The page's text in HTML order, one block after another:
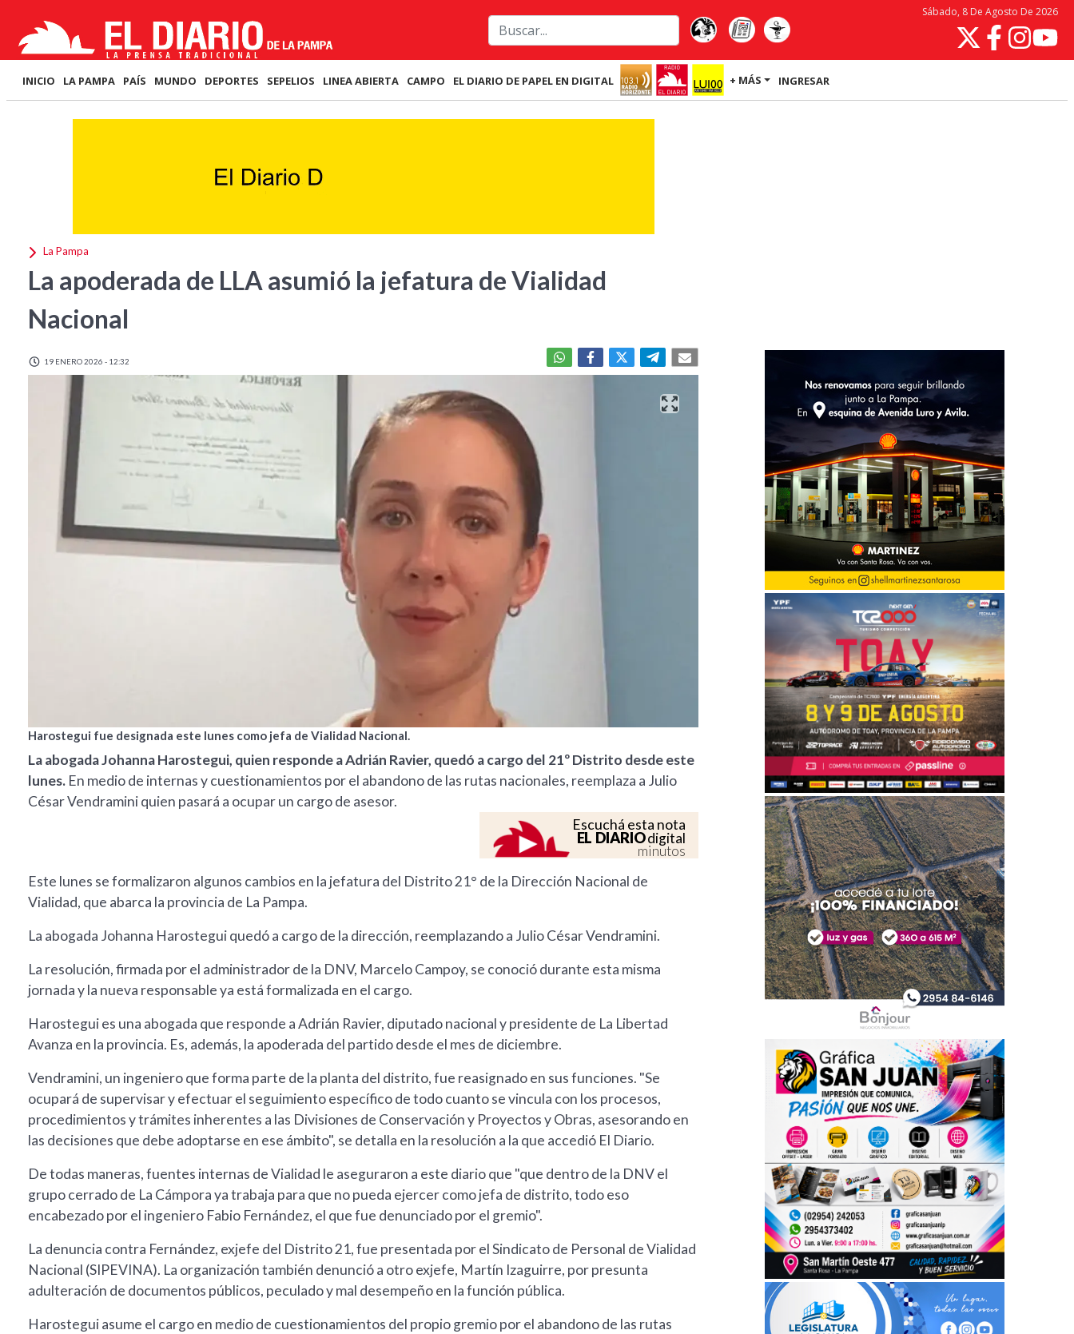
Sábado, 8 De Agosto De 2026
INICIO LA PAMPA PAÍS MUNDO DEPORTES SEPELIOS LINEA ABIERTA CAMPO EL DIARIO DE PAPEL EN DIGITAL + MÁS INGRESAR
La Pampa
La apoderada de LLA asumió la jefatura de Vialidad
Nacional
19 ENERO 2026 - 12:32
Harostegui fue designada este lunes como jefa de Vialidad Nacional.
La abogada Johanna Harostegui, quien responde a Adrián Ravier, quedó a cargo del 21º Distrito desde este
lunes. En medio de internas y cuestionamientos por el abandono de las rutas nacionales, reemplaza a Julio
César Vendramini quien pasará a ocupar un cargo de asesor.
Escuchá esta nota
EL DIARIOdigital
minutos
Este lunes se formalizaron algunos cambios en la jefatura del Distrito 21° de la Dirección Nacional de
Vialidad, que abarca la provincia de La Pampa.
La abogada Johanna Harostegui quedó a cargo de la dirección, reemplazando a Julio César Vendramini.
La resolución, firmada por el administrador de la DNV, Marcelo Campoy, se conoció durante esta misma
jornada y la nueva responsable ya está formalizada en el cargo.
Harostegui es una abogada que responde a Adrián Ravier, diputado nacional y presidente de La Libertad
Avanza en la provincia. Es, además, la apoderada del partido desde el mes de diciembre.
Vendramini, un ingeniero que forma parte de la planta del distrito, fue reasignado en sus funciones. "Se
ocupará de supervisar y efectuar el seguimiento específico de todo cuanto se vincula con los procesos,
procedimientos y trámites inherentes a las Divisiones de Conservación y Proyectos y Obras, asesorando en
las decisiones que debe adoptarse en ese ámbito", se detalla en la resolución a la que accedió El Diario.
De todas maneras, fuentes internas de Vialidad le aseguraron a este diario que "que dentro de la DNV el
grupo cerrado de La Cámpora ya trabaja para que no pueda ejercer como jefa de distrito, todo eso
encabezado por el ingeniero Fabio Fernández, el que fue denunciado por el gremio".
La denuncia contra Fernández, exjefe del Distrito 21, fue presentada por el Sindicato de Personal de Vialidad
Nacional (SIPEVINA). La organización también denunció a otro exjefe, Martín Izaguirre, por presunta
adulteración de documentos públicos, peculado y mal desempeño en la función pública.
Harostegui asume el cargo en medio de cuestionamientos del propio gremio por el abandono de las rutas